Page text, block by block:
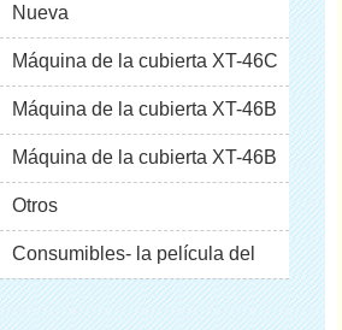
Nueva
Máquina de la cubierta XT-46C
Máquina de la cubierta XT-46B
(i)Máquina de la cubierta XT-46B
(II)
Otros
Consumibles- la película del
pvc